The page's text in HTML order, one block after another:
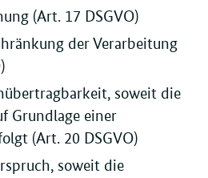
(Art. 17 DSGVO)
der Verarbeitung
soweit die
Grundlage einer
(Art. 20 DSGVO)
soweit die